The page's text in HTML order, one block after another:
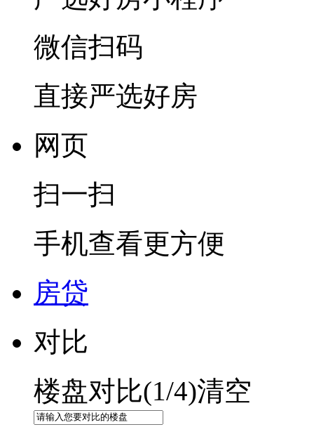
微信扫码
直接严选好房
网页
扫一扫
手机查看更方便
房贷
对比
楼盘对比(1/4)清空